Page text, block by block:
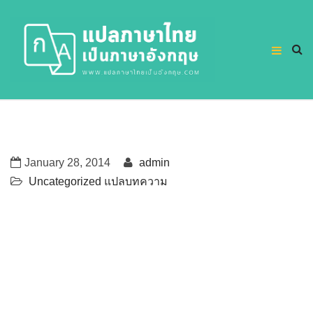
January 28, 2014
admin
Uncategorized แปลบทความ